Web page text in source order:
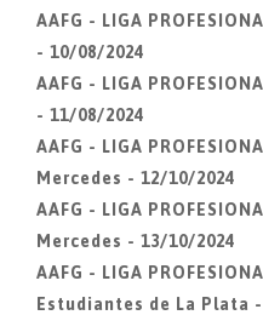
AAFG - LIGA
- 10/08/2024
AAFG - LIGA
- 11/08/2024
AAFG - LIGA
Mercedes - 12/10/2024
AAFG - LIGA
Mercedes - 13/10/2024
AAFG - LIGA
Estudiantes de La Plata